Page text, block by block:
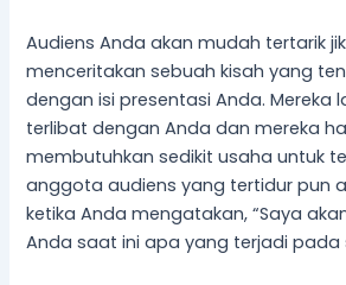
Audiens Anda akan mudah tertarik
menceritakan sebuah kisah yang
dengan isi presentasi Anda. Mereka
terlibat dengan Anda dan mereka
membutuhkan sedikit usaha untuk
anggota audiens yang tertidur pun
ketika Anda mengatakan, “Saya
Anda saat ini apa yang terjadi pada